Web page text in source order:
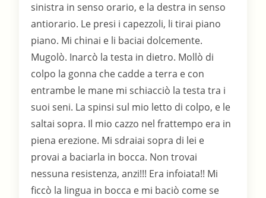
sinistra in senso orario, e la destra in senso
antiorario. Le presi i capezzoli, li tirai piano
piano. Mi chinai e li baciai dolcemente.
Mugolò. Inarcò la testa in dietro. Mollò di
colpo la gonna che cadde a terra e con
entrambe le mane mi schiacciò la testa tra i
suoi seni. La spinsi sul mio letto di colpo, e le
saltai sopra. Il mio cazzo nel frattempo era in
piena erezione. Mi sdraiai sopra di lei e
provai a baciarla in bocca. Non trovai
nessuna resistenza, anzi!!! Era infoiata!! Mi
ficcò la lingua in bocca e mi baciò come se